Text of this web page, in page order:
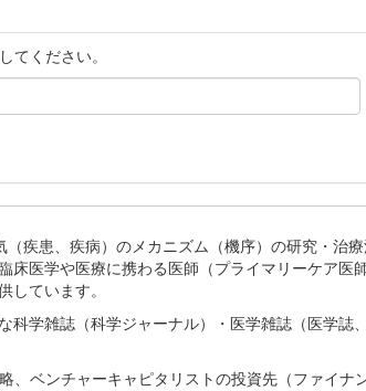
ください。
疾患、疾病）のメカニズム（機序）の研究・治療
医学や医療に携わる医師（プライマリーケア医
ています。
学雑誌（科学ジャーナル）・医学雑誌（医学誌
ベンチャーキャピタリストの投資先（ファイナン